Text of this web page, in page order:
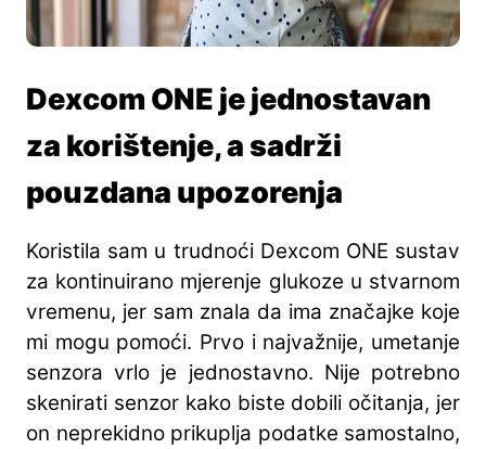
Dexcom ONE je jednostavan
za korištenje, a sadrži
pouzdana upozorenja
Koristila sam u trudnoći Dexcom ONE sustav
za kontinuirano mjerenje glukoze u stvarnom
vremenu, jer sam znala da ima značajke koje
mi mogu pomoći. Prvo i najvažnije, umetanje
senzora vrlo je jednostavno. Nije potrebno
skenirati senzor kako biste dobili očitanja, jer
on neprekidno prikuplja podatke samostalno,